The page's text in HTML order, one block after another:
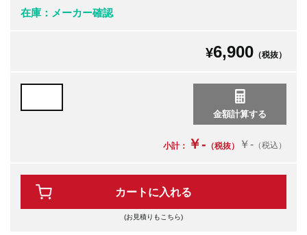
在庫：メーカー確認
¥6,900 （税抜）
小計： ￥- （税抜） ￥- （税込）
カートに入れる
(お見積りもこちら)